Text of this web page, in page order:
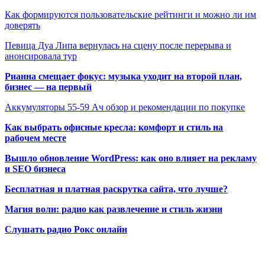
Как формируются пользовательские рейтинги и можно ли им
доверять
Певица Дуа Липа вернулась на сцену после перерыва и
анонсировала тур
Рианна смещает фокус: музыка уходит на второй план,
бизнес — на первый
Аккумуляторы 55-59 Ач обзор и рекомендации по покупке
Как выбрать офисные кресла: комфорт и стиль на
рабочем месте
Вышло обновление WordPress: как оно влияет на рекламу
и SEO бизнеса
Бесплатная и платная раскрутка сайта, что лучше?
Магия волн: радио как развлечение и стиль жизни
Слушать радио Рокс онлайн